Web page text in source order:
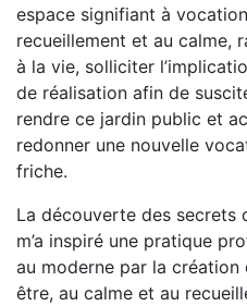
espace signifiant à
recueillement et au calme,
à la vie, solliciter
de réalisation afin de
rendre ce jardin public et
redonner une nouvelle
friche.
La découverte des secrets
m’a inspiré une pratique
au moderne par la création
être, au calme et au